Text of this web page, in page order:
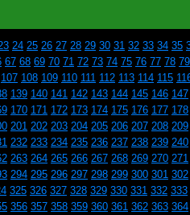
24 25 26 27 28 29 30 31 32 33 34 35
67 68 69 70 71 72 73 74 75 76 77 78 79
107 108 109 110 111 112 113 114 115
139 140 141 142 143 144 145 146 147
170 171 172 173 174 175 176 177 178
201 202 203 204 205 206 207 208 209
232 233 234 235 236 237 238 239 240
263 264 265 266 267 268 269 270 271
294 295 296 297 298 299 300 301 302
325 326 327 328 329 330 331 332 333
356 357 358 359 360 361 362 363 364